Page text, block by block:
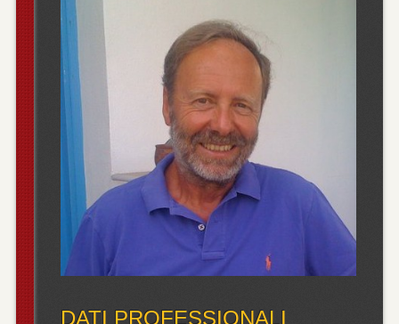
DATI PROFESSIONALI